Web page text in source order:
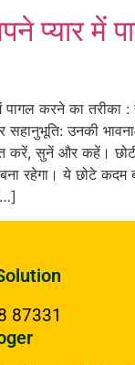
प्यार में
करने का तरीका :
उनकी
करें, सुनें और कहें।
रहेगा। ये छोटे कदम
87331